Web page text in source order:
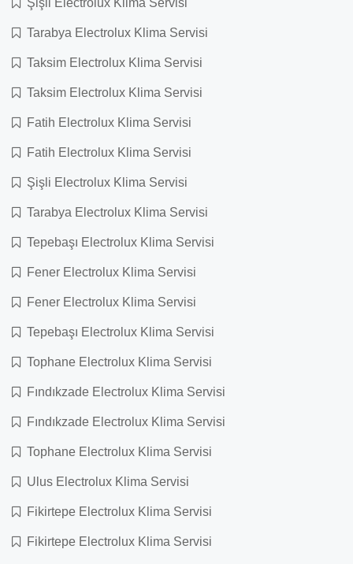
Şişli Electrolux Klima Servisi
Tarabya Electrolux Klima Servisi
Taksim Electrolux Klima Servisi
Taksim Electrolux Klima Servisi
Fatih Electrolux Klima Servisi
Fatih Electrolux Klima Servisi
Şişli Electrolux Klima Servisi
Tarabya Electrolux Klima Servisi
Tepebaşı Electrolux Klima Servisi
Fener Electrolux Klima Servisi
Fener Electrolux Klima Servisi
Tepebaşı Electrolux Klima Servisi
Tophane Electrolux Klima Servisi
Fındıkzade Electrolux Klima Servisi
Fındıkzade Electrolux Klima Servisi
Tophane Electrolux Klima Servisi
Ulus Electrolux Klima Servisi
Fikirtepe Electrolux Klima Servisi
Fikirtepe Electrolux Klima Servisi